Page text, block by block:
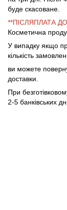
буде скасоване.
**ПІСЛЯПЛАТА
Косметична
У випадку якщо
кількість
ви можете
доставки.
При
2-5 банківських